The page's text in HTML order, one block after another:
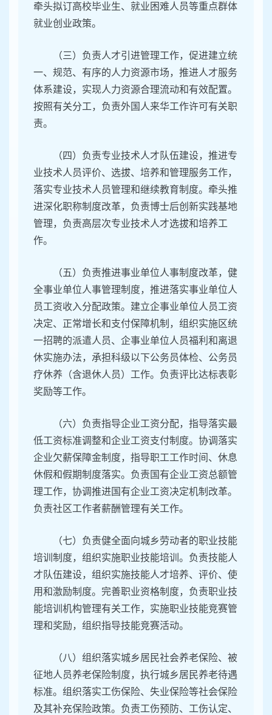
牵头拟订高校毕业生、就业困难人员等重点群体
就业创业政策。
（三）负责人才引进管理工作，促进建立统
一、规范、有序的人力资源市场，推进人才服务
体系建设，实现人力资源合理流动和有效配置。
按照有关分工，负责外国人来华工作许可有关职
责。
（四）负责专业技术人才队伍建设，推进专
业技术人员评价、选拔、培养和管理服务工作，
落实专业技术人员管理和继续教育制度。牵头推
进深化职称制度改革，负责博士后创新实践基地
管理，负责高层次专业技术人才选拔和培养工
作。
（五）负责推进事业单位人事制度改革，健
全事业单位人事管理制度，推进落实事业单位人
员工资收入分配政策。建立企事业单位人员工资
决定、正常增长和支付保障机制，组织实施区统
一招聘的派遣人员、企事业单位人员福利和离退
休实施办法，承担科级以下公务员体检、公务员
疗休养（含退休人员）工作。负责评比达标表彰
奖励等工作。
（六）负责指导企业工资分配，指导落实最
低工资标准调整和企业工资支付制度。协调落实
企业欠薪保障金制度，指导职工工作时间、休息
休假和假期制度落实。负责国有企业工资总额管
理工作，协调推进国有企业工资决定机制改革。
负责社区工作者薪酬管理有关工作。
（七）负责健全面向城乡劳动者的职业技能
培训制度，组织实施职业技能培训。负责技能人
才队伍建设，组织实施技能人才培养、评价、使
用和激励制度。完善职业资格制度，负责职业技
能培训机构管理有关工作，实施职业技能竞赛管
理和奖励，组织指导技能竞赛活动。
（八）组织落实城乡居民社会养老保险、被
征地人员养老保险制度，执行城乡居民养老待遇
标准。组织落实工伤保险、失业保险等社会保险
及其补充保险政策。负责工伤预防、工伤认定、